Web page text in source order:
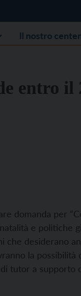
Il nostro
entro il
domanda per
e politiche
che desiderano
la possibilità
tutor a supporto